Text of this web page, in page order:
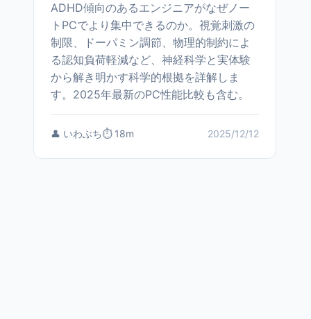
ADHD傾向のあるエンジニアがなぜノー
トPCでより集中できるのか。視覚刺激の
制限、ドーパミン調節、物理的制約によ
る認知負荷軽減など、神経科学と実体験
から解き明かす科学的根拠を詳解しま
す。2025年最新のPC性能比較も含む。
👤 いわぶち⏱️ 18m 2025/12/12